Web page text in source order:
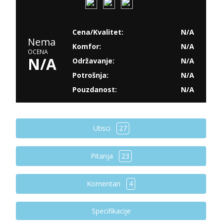
Nema
OCENA
N/A
Cena/Kvalitet:
N/A
Komfor:
N/A
Održavanje:
N/A
Potrošnja:
N/A
Pouzdanost:
N/A
Utisci 27
Pitanja 23
Komentari 4
Specifikacije